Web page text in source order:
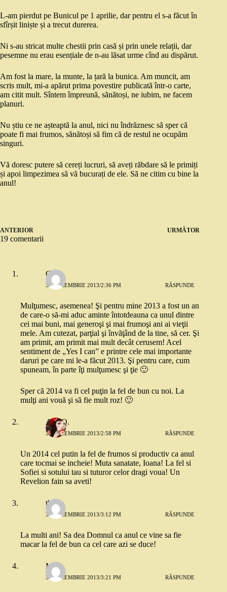
L-am pierdut pe Bunicul pe 1 aprilie, dar pentru el s-a făcut în
sfîrșit liniște și a trecut durerea.
Ni s-au stricat multe chestii prin casă și prin unele relații, dar
pesemne nu erau esențiale de n-au lăsat urme cînd au dispărut.
Am fost la mare, la munte, la țară la bunica. Am muncit, am
scris mult, mi-a apărut prima povestire publicată într-o carte,
am citit mult. Sîntem împreună, sănătoși, ne iubim, ne facem
planuri.
Nu știu ce ne așteaptă la anul, nici nu îndrăznesc să sper că
poate fi mai frumos, sănătoși să fim că de restul ne ocupăm
singuri.
Vă doresc putere să cereți lucruri, să aveți răbdare să le primiți
și apoi limpezimea să vă bucurați de ele. Să ne citim cu bine la
anul!
ANTERIOR URMĂTOR
19 comentarii
Greta
31 DECEMBRIE 2013/2:36 PM RĂSPUNDE
Mulţumesc, asemenea! Şi pentru mine 2013 a fost un an
de care-o să-mi aduc aminte întotdeauna ca unul dintre
cei mai buni, mai generoşi şi mai frumoşi ani ai vieţii
mele. Am cutezat, parţial şi învăţând de la tine, să cer. Şi
am primit, am primit mai mult decât cerusem! Acel
sentiment de „Yes I can” e printre cele mai importante
daruri pe care mi le-a făcut 2013. Şi pentru care, cum
spuneam, în parte îţi mulţumesc şi ţie 🙂
Sper că 2014 va fi cel puţin la fel de bun cu noi. La
mulţi ani vouă şi să fie mult roz! 🙂
Ana Q.
31 DECEMBRIE 2013/2:58 PM RĂSPUNDE
Un 2014 cel putin la fel de frumos si productiv ca anul
care tocmai se incheie! Muta sanatate, Ioana! La fel si
Sofiei si sotului tau si tuturor celor dragi voua! Un
Revelion fain sa aveti!
thea
31 DECEMBRIE 2013/3:12 PM RĂSPUNDE
La multi ani! Sa dea Domnul ca anul ce vine sa fie
macar la fel de bun ca cel care azi se duce!
Milly
31 DECEMBRIE 2013/3:21 PM RĂSPUNDE